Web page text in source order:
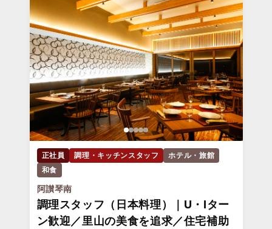
正社員 調理・キッチンスタッフ
ホテル・旅館
和食
阿讃琴南
調理スタッフ（日本料理）｜U・Iター
ン歓迎／里山の美食を追求／住宅補助